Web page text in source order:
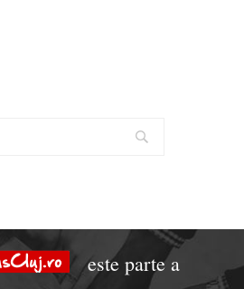
este parte a